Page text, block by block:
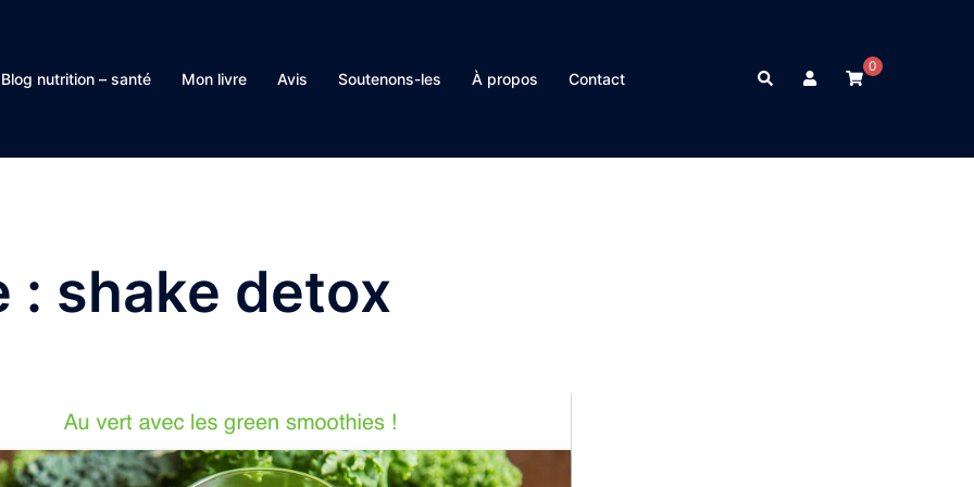
Blog nutrition – santé Mon livre Avis Soutenons-les À propos Contact Rechercher
0
: shake detox